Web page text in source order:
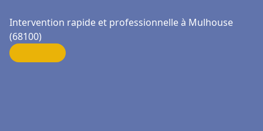
Intervention rapide et professionnelle à Mulhouse
(68100)